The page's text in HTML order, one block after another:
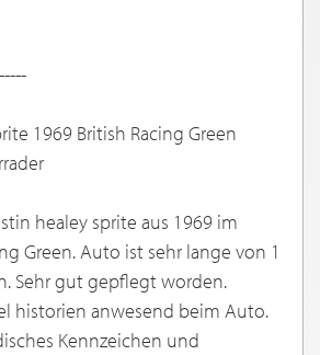
1969 British Racing Green
healey sprite aus 1969 im
Green. Auto ist sehr lange von 1
Sehr gut gepflegt worden.
historien anwesend beim Auto.
Kennzeichen und